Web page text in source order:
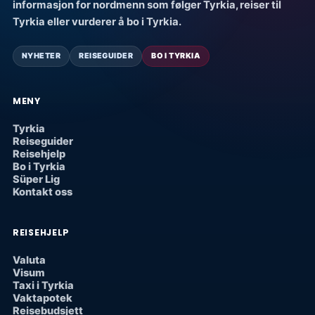
informasjon for nordmenn som følger Tyrkia, reiser til
Tyrkia eller vurderer å bo i Tyrkia.
NYHETER REISEGUIDER BO I TYRKIA
MENY
Tyrkia
Reiseguider
Reisehjelp
Bo i Tyrkia
Süper Lig
Kontakt oss
REISEHJELP
Valuta
Visum
Taxi i Tyrkia
Vaktapotek
Reisebudsjett